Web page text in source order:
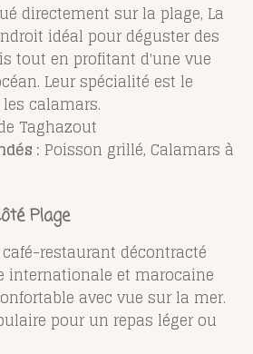
directement sur la plage, La
idéal pour déguster des
tout en profitant d'une vue
Leur spécialité est le
calamars.
Taghazout
: Poisson grillé, Calamars à
Plage
café-restaurant décontracté
internationale et marocaine
avec vue sur la mer.
pour un repas léger ou